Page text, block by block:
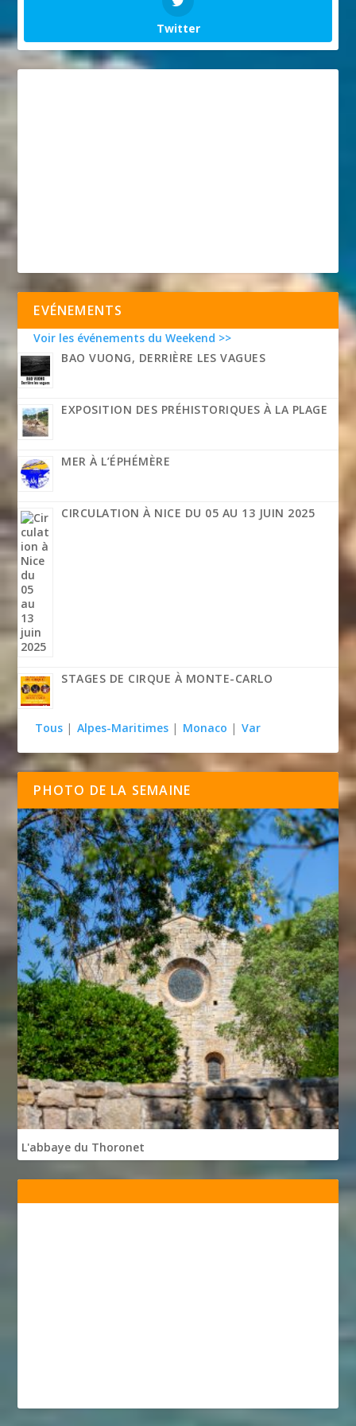
Twitter
EVÉNEMENTS
Voir les événements du Weekend >>
BAO VUONG, DERRIÈRE LES VAGUES
EXPOSITION DES PRÉHISTORIQUES À LA PLAGE
MER À L’ÉPHÉMÈRE
CIRCULATION À NICE DU 05 AU 13 JUIN 2025
STAGES DE CIRQUE À MONTE-CARLO
Tous | Alpes-Maritimes | Monaco | Var
PHOTO DE LA SEMAINE
L'abbaye du Thoronet